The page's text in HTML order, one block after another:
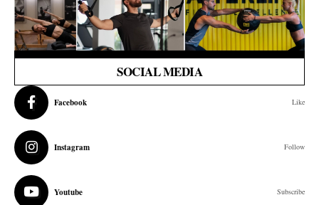
SOCIAL MEDIA
Facebook Like
Instagram Follow
Youtube Subscribe